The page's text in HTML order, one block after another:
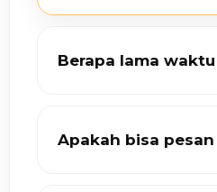
Berapa lama
Apakah bisa